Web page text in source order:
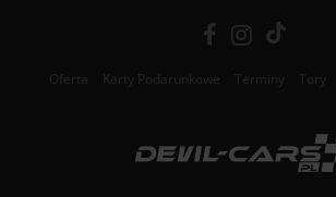
Oferta Karty Podarunkowe Terminy Tory